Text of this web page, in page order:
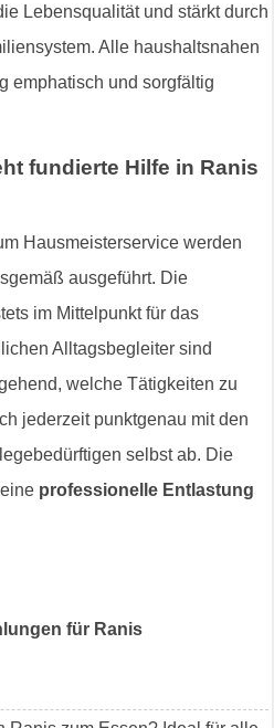
Lebensqualität und stärkt durch
Alle haushaltsnahen
emphatisch und sorgfältig
fundierte Hilfe in Ranis
Hausmeisterservice werden
ausgeführt. Die
im Mittelpunkt für das
Alltagsbegleiter sind
welche Tätigkeiten zu
jederzeit punktgenau mit den
selbst ab. Die
professionelle Entlastung
für Ranis